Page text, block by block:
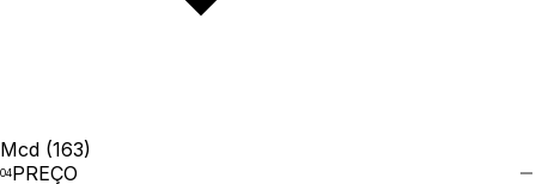
Mcd (163)
PREÇO